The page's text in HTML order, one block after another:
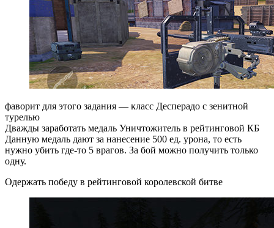
фаворит для этого задания — класс Десперадо с зенитной
турелью
Дважды заработать медаль Уничтожитель в рейтинговой КБ
Данную медаль дают за нанесение 500 ед. урона, то есть
нужно убить где-то 5 врагов. За бой можно получить только
одну.
Одержать победу в рейтинговой королевской битве